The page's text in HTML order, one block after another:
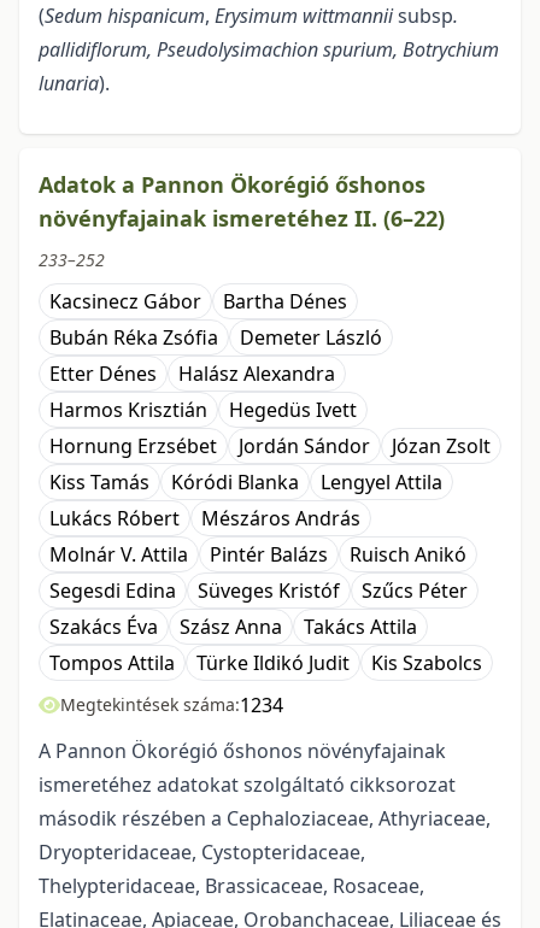
(Sedum hispanicum, Erysimum wittmanniisubsp.
pallidiflorum, Pseudolysimachion spurium, Botrychium
lunaria).
Adatok a Pannon Ökorégió őshonos
növényfajainak ismeretéhez II. (6–22)
233–252
Kacsinecz Gábor
Bartha Dénes
Bubán Réka Zsófia
Demeter László
Etter Dénes
Halász Alexandra
Harmos Krisztián
Hegedüs Ivett
Hornung Erzsébet
Jordán Sándor
Józan Zsolt
Kiss Tamás
Kóródi Blanka
Lengyel Attila
Lukács Róbert
Mészáros András
Molnár V. Attila
Pintér Balázs
Ruisch Anikó
Segesdi Edina
Süveges Kristóf
Szűcs Péter
Szakács Éva
Szász Anna
Takács Attila
Tompos Attila
Türke Ildikó Judit Kis Szabolcs
Megtekintések száma:1234
A Pannon Ökorégió őshonos növényfajainak
ismeretéhez adatokat szolgáltató cikkso­ro­zat
második részében a Cephaloziaceae, Athyriaceae,
Dryopteridaceae, Cystopteridaceae,
Thelypteridaceae, Brassicaceae, Rosaceae,
Elatinaceae, Apiaceae, Orobanchaceae, Liliaceae és